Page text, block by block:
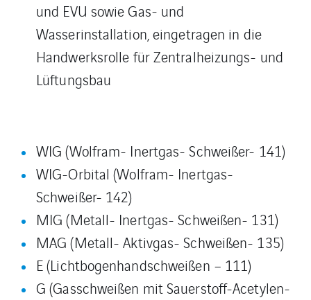
und EVU sowie Gas- und
Wasserinstallation, eingetragen in die
Handwerksrolle für Zentralheizungs- und
Lüftungsbau
WIG (Wolfram- Inertgas- Schweißer- 141)
WIG-Orbital (Wolfram- Inertgas-
Schweißer- 142)
MIG (Metall- Inertgas- Schweißen- 131)
MAG (Metall- Aktivgas- Schweißen- 135)
E (Lichtbogenhandschweißen – 111)
G (Gasschweißen mit Sauerstoff-Acetylen-